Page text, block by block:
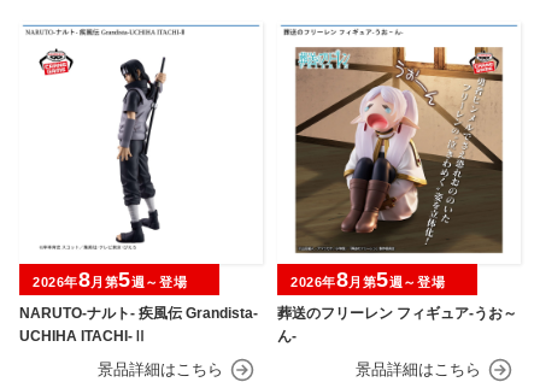
NARUTO-ナルト- 疾風伝 Grandista-
UCHIHA ITACHI-Ⅱ
2026年8月第5週～登場
葬送のフリーレン フィギュア-うお～
ん-
2026年8月第5週～登場